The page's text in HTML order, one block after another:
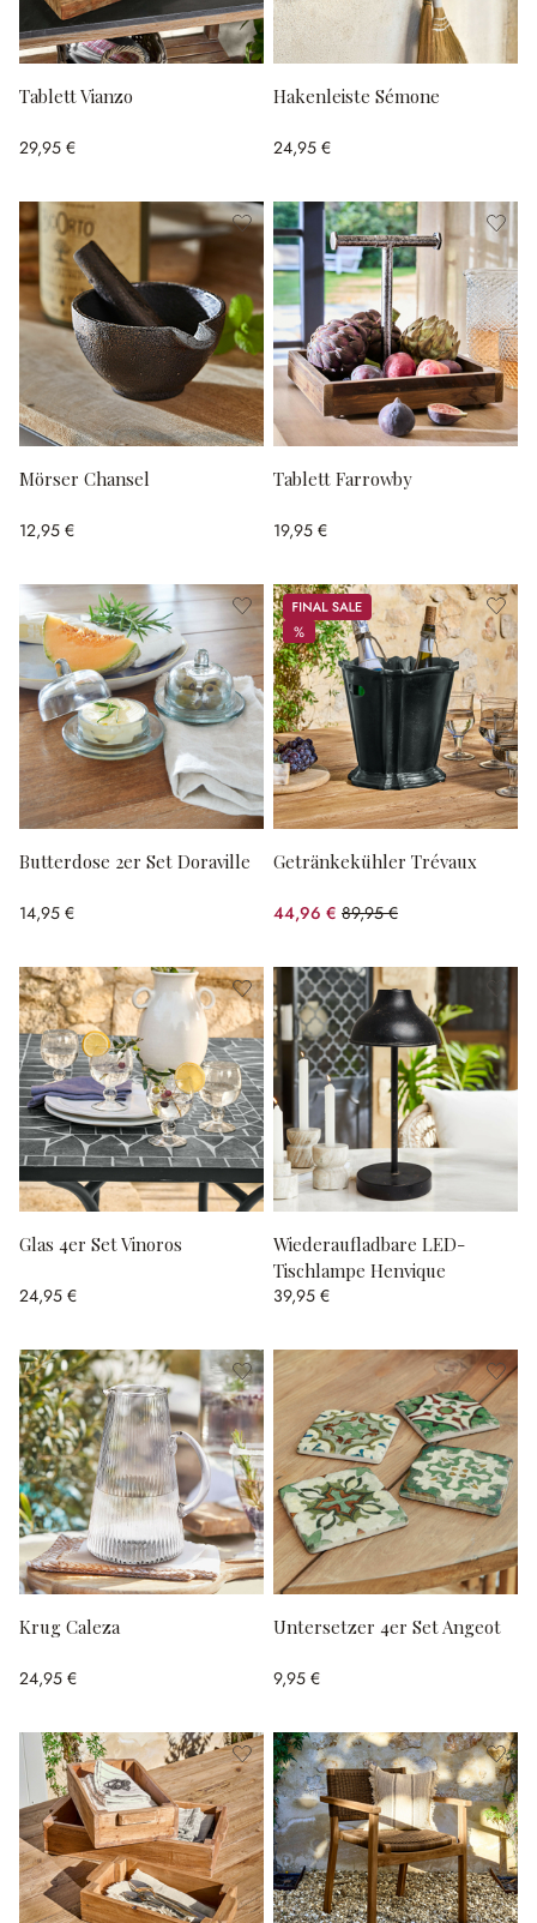
Tablett Vianzo
29,95 €
Hakenleiste Sémone
24,95 €
Mörser Chansel
12,95 €
Tablett Farrowby
19,95 €
Butterdose 2er Set Doraville
14,95 €
Sale
%
%
Getränkekühler Trévaux
44,96 € 89,95 €
(50.02% gespart)
Glas 4er Set Vinoros
24,95 €
Wiederaufladbare LED-
Tischlampe Henvique
39,95 €
Krug Caleza
24,95 €
Untersetzer 4er Set Angeot
9,95 €